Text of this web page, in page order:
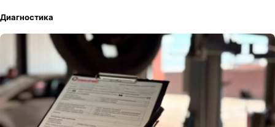
Диагностика